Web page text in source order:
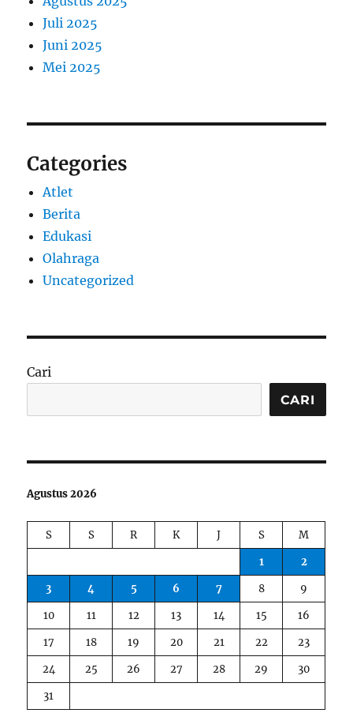
Juli 2025
Juni 2025
Mei 2025
Categories
Atlet
Berita
Edukasi
Olahraga
Uncategorized
Cari
CARI
Agustus 2026
S S R K J S
M
1
2
3
4 5 6 7 8
9
10
11 12 13 14 15
16
17
18 19 20 21 22
23
24
25 26 27 28 29
30
31